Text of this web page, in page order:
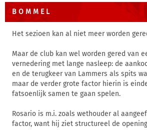
B O M M E L
Het sezioen kan al niet meer worden
Maar de club kan wel worden gered van
vernedering met lange nasleep: de
en de terugkeer van Lammers als spits
maar de verder grote factor hierin is
fatsoenlijk samen te gaan spelen.
Rosario is m.i. zoals wethouder al
factor, want hij ziet structureel de